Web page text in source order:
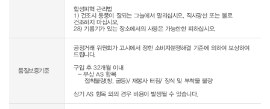
합성피혁 관리법
1) 건조시 통풍이 잘되는 그늘에서 말리십시오. 직사광선 또는 불로
건조하지 마십시오.
28) 기름기가 있는 장소에서의 사용은 가능한한 피하십시오.
품질보증기준
공정거래 위원회가 고시에서 정한 소비자분쟁해결 기준에 의하여 보상하여
드립니다.
구입 후 32개월 이내
  - 무상 AS 항목
상기 AS 항목 외의 경우 비용이 발생될 수 있습니다.